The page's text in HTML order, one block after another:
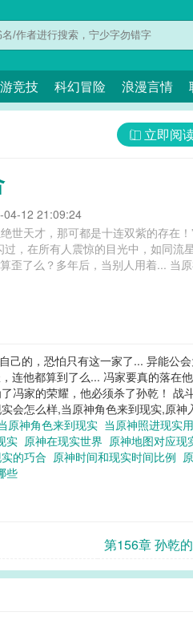
竞技 科幻冒险 浪漫言情
立即阅
04-12 21:09:24
世天才，那可都是十连双紫的存在
，在所有人震惊的目光中，如同流
神照进现实怎么办,当原神照进现实会怎么样,当原神角色来到
己的，恐怕只有这一家了... 异能公
连他都算到了么... 冯家要真的落
冯家的荣耀，他必须杀了孙乾！
会怎么样,当原神角色来到现实,原神
原神角色来到现实 当原神照进现实
实 原神在现实世界 原神地图对应现
的巧合 原神时间和现实时间比例
些
第156章 孙乾